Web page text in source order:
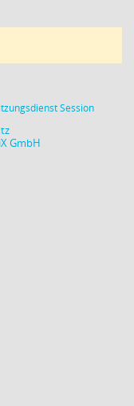
Session(Wird in
GmbH